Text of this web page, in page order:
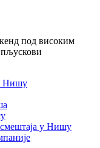
Нишу
у Нишу